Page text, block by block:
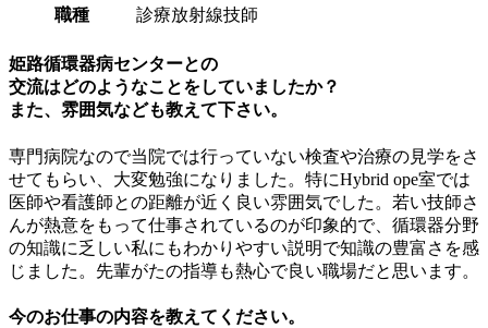
職種 診療放射線技師
姫路循環器病センターとの
交流はどのようなことをしていましたか？
また、雰囲気なども教えて下さい。
専門病院なので当院では行っていない検査や治療の見学をさ
せてもらい、大変勉強になりました。特にHybrid ope室では
医師や看護師との距離が近く良い雰囲気でした。若い技師さ
んが熱意をもって仕事されているのが印象的で、循環器分野
の知識に乏しい私にもわかりやすい説明で知識の豊富さを感
じました。先輩がたの指導も熱心で良い職場だと思います。
今のお仕事の内容を教えてください。